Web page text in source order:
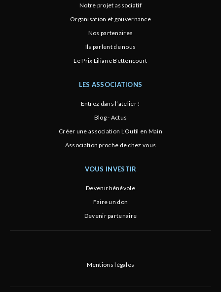
Notre projet associatif
Organisation et gouvernance
Nos partenaires
Ils parlent de nous
Le Prix Liliane Bettencourt
LES ASSOCIATIONS
Entrez dans l’atelier !
Blog - Actus
Créer une association L’Outil en Main
Association proche de chez vous
VOUS INVESTIR
Devenir bénévole
Faire un don
Devenir partenaire
Mentions légales